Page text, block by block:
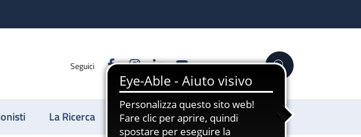
Seguici FacebookInstagram
LinkedinYouTube Cerca
La Ricerca Sostienici